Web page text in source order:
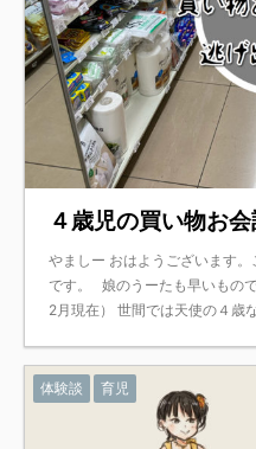
４歳児の買い物お
やましー おはようございます
です。 娘のうーたも早いもの
2月現在） 世間では天使の４歳
体験談 育児